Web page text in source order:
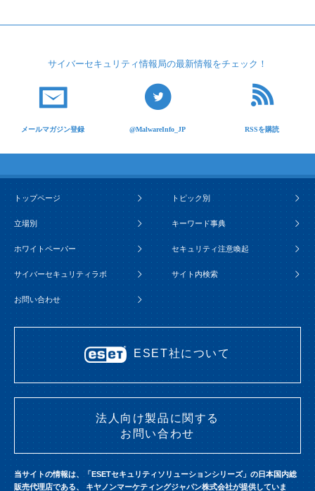
サイバーセキュリティ情報局の最新情報をチェック！
メールマガジン登録 @MalwareInfo_JP RSSを購読
トップページ トピック別
立場別 キーワード事典
ホワイトペーパー セキュリティ注意喚起
サイバーセキュリティラボ サイト内検索
お問い合わせ
ESET社について
法人向け製品に関する
お問い合わせ
当サイトの情報は、「ESETセキュリティソリューションシリーズ」の日本国内総
販売代理店である、 キヤノンマーケティングジャパン株式会社が提供していま